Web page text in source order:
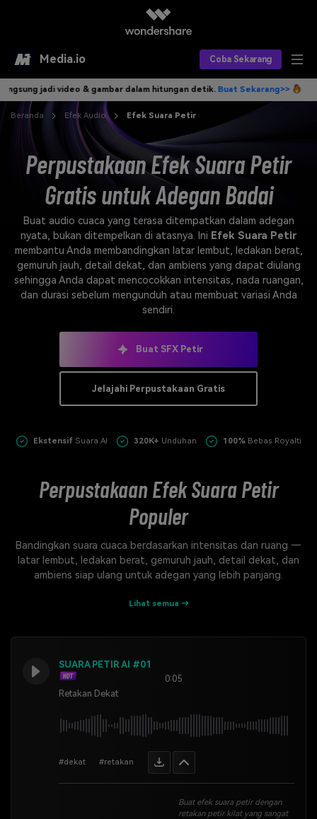
Media.io Coba Sekarang
Alat AI
AI Video
AI Gambar
AI Audio
Model AI yang Didukung
Asisten Video AI
Editor Video AI
Editor Gambar AI
Editor Audio AI
Find More Solutions >>
Efek AI
Efek Video
Efek Foto
Sumber Daya
Panduan Pengguna Apa yang Baru
Hubungi Kami
Tips & Tutorial AI
Harga
Veo3
Berkreasi dengan AI
jadi video & gambar dalam hitungan detik.Buat Sekarang>> Tulis
Beranda Efek Audio Efek Suara Petir
Perpustakaan Efek Suara Petir
Gratis untuk Adegan Badai
Buat audio cuaca yang terasa ditempatkan dalam adegan
nyata, bukan ditempelkan di atasnya. Ini Efek Suara Petir
membantu Anda membandingkan latar lembut, ledakan berat,
gemuruh jauh, detail dekat, dan ambiens yang dapat diulang
sehingga Anda dapat mencocokkan intensitas, nada ruangan,
dan durasi sebelum mengunduh atau membuat variasi Anda
sendiri.
Buat SFX Petir
Jelajahi Perpustakaan Gratis
Ekstensif Suara AI 320K+ Unduhan 100%Bebas Royalti
Perpustakaan Efek Suara Petir
Populer
Bandingkan suara cuaca berdasarkan intensitas dan ruang —
latar lembut, ledakan berat, gemuruh jauh, detail dekat, dan
ambiens siap ulang untuk adegan yang lebih panjang.
Lihat semua →
SUARA PETIR AI #01
Retakan Dekat
0:05
#dekat #retakan
Buat efek suara petir dengan
retakan petir kilat yang sangat